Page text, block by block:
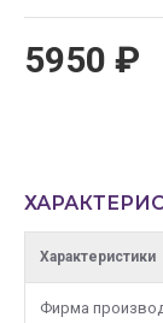
5950 ₽
Характеристики
Фирма